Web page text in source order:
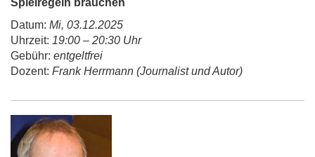
Spielregeln brauchen
Datum: Mi, 03.12.2025
Uhrzeit: 19:00 – 20:30 Uhr
Gebühr: entgeltfrei
Dozent: Frank Herrmann (Journalist und Autor)